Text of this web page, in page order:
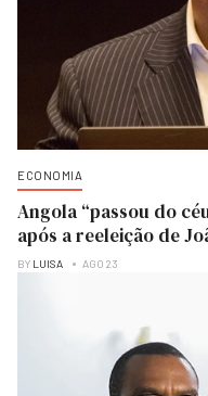
ECONOMIA
Angola “passou do
após a reeleição de
BY LUISA AGO 23